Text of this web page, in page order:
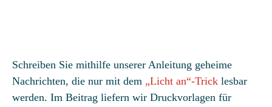
Schreiben Sie mithilfe unserer Anleitung geheime
Nachrichten, die nur mit dem „Licht an“-Trick lesbar
werden. Im Beitrag liefern wir Druckvorlagen für